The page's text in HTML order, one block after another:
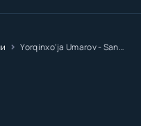
Yorqinxo'ja Umarov - Sanam Manam